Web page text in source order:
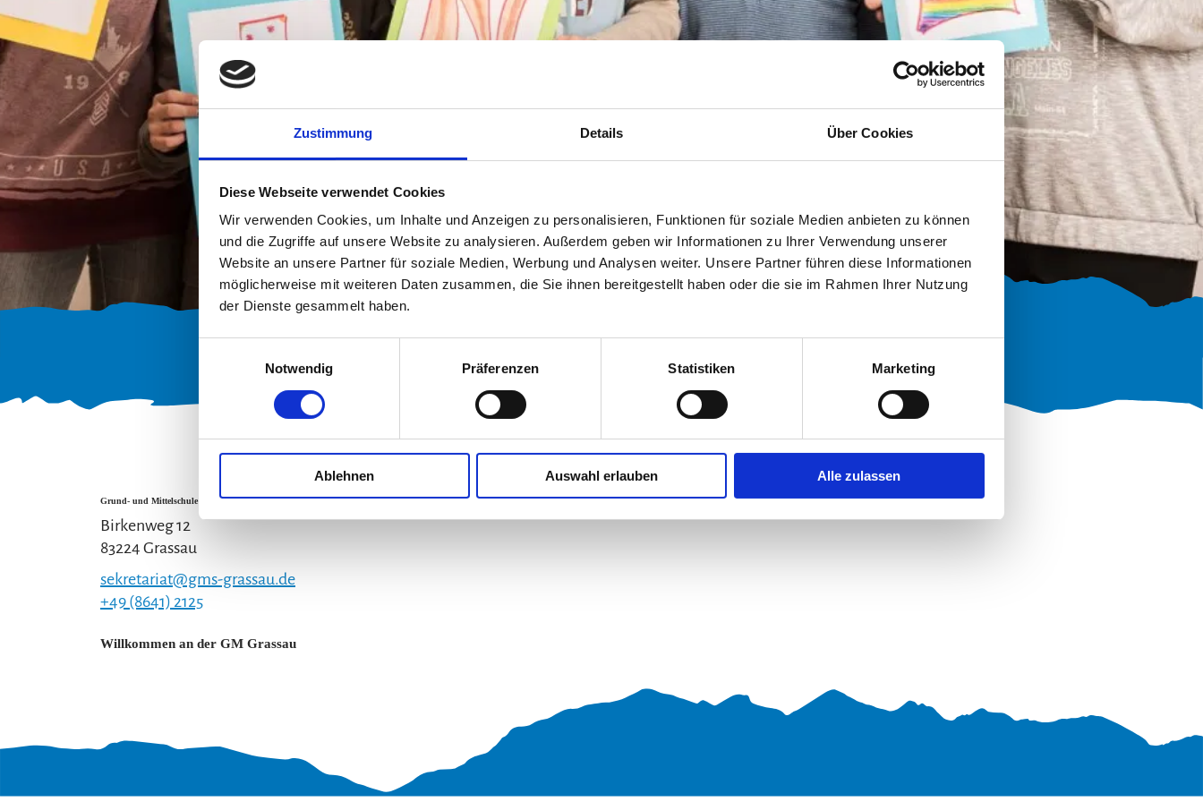
Zustimmung Details Über Cookies
Diese Webseite verwendet Cookies
Wir verwenden Cookies, um Inhalte und Anzeigen zu personalisieren, Funktionen für soziale Medien anbieten zu können
und die Zugriffe auf unsere Website zu analysieren. Außerdem geben wir Informationen zu Ihrer Verwendung unserer
Website an unsere Partner für soziale Medien, Werbung und Analysen weiter. Unsere Partner führen diese Informationen
möglicherweise mit weiteren Daten zusammen, die Sie ihnen bereitgestellt haben oder die sie im Rahmen Ihrer Nutzung
der Dienste gesammelt haben.
Notwendig
Präferenzen Statistiken Marketing
Ablehnen Auswahl erlauben Alle zulassen
g Martin
Unterstützer
LernpatInnen
Technik und
Raumpflege
Willkommen an der GM Grassau
Grund- und Mittelschule Grassau
Birkenweg 12
83224 Grassau
sekretariat@gms-grassau.de
+49 (8641) 2125